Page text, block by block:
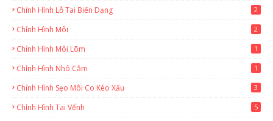
Chỉnh Hình Lỗ Tai Biến Dạng 2
Chỉnh Hình Môi 2
Chỉnh Hình Môi Lõm 1
Chỉnh Hình Nhô Cằm 1
Chỉnh Hình Sẹo Môi Co Kéo Xấu 3
Chỉnh Hình Tai Vểnh 5